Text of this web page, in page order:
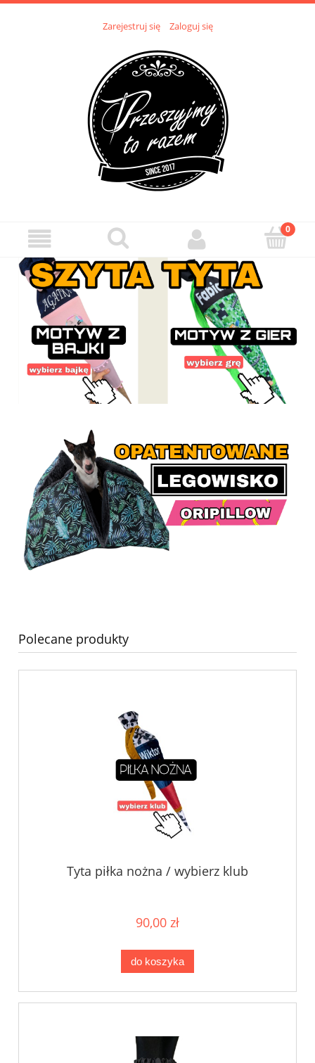
Zarejestruj się Zaloguj się
Polecane produkty
Tyta piłka nożna / wybierz klub
90,00 zł
do koszyka